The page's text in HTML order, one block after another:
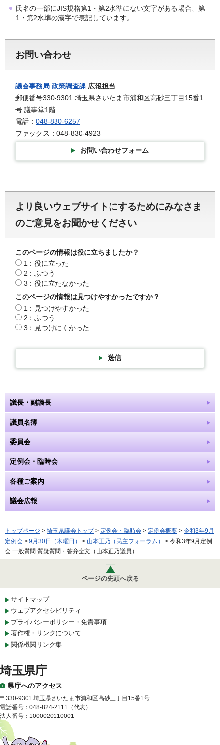
氏名の一部にJIS規格第1・第2水準にない文字がある場合、第
1・第2水準の漢字で表記しています。
お問い合わせ
議会事務局 政策調査課 広報担当
郵便番号330-9301 埼玉県さいたま市浦和区高砂三丁目15番1
号 議事堂1階
電話： 048-830-6257
ファックス：048-830-4923
お問い合わせフォーム
より良いウェブサイトにするためにみなさま
のご意見をお聞かせください
このページの情報は役に立ちましたか？
1：役に立った
2：ふつう
3：役に立たなかった
このページの情報は見つけやすかったですか？
1：見つけやすかった
2：ふつう
3：見つけにくかった
送信
議長・副議長
議員名簿
委員会
定例会・臨時会
各種ご案内
議会広報
トップページ > 埼玉県議会トップ> 定例会・臨時会 > 定例会概要 > 令和3年9月
定例会 > 9月30日（木曜日） > 山本正乃（民主フォーラム）
> 令和3年9月定例
会 一般質問 質疑質問・答弁全文（山本正乃議員）
ページの先頭へ戻る
サイトマップ
ウェブアクセシビリティ
プライバシーポリシー・免責事項
著作権・リンクについて
関係機関リンク集
埼玉県庁
県庁へのアクセス
〒330-9301 埼玉県さいたま市浦和区高砂三丁目15番1号
電話番号：048-824-2111（代表）
法人番号：1000020110001